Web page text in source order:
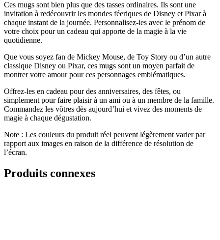
Ces mugs sont bien plus que des tasses ordinaires. Ils sont une
invitation à redécouvrir les mondes féeriques de Disney et Pixar à
chaque instant de la journée. Personnalisez-les avec le prénom de
votre choix pour un cadeau qui apporte de la magie à la vie
quotidienne.
Que vous soyez fan de Mickey Mouse, de Toy Story ou d’un autre
classique Disney ou Pixar, ces mugs sont un moyen parfait de
montrer votre amour pour ces personnages emblématiques.
Offrez-les en cadeau pour des anniversaires, des fêtes, ou
simplement pour faire plaisir à un ami ou à un membre de la famille.
Commandez les vôtres dès aujourd’hui et vivez des moments de
magie à chaque dégustation.
Note : Les couleurs du produit réel peuvent légèrement varier par
rapport aux images en raison de la différence de résolution de
l’écran.
Produits connexes